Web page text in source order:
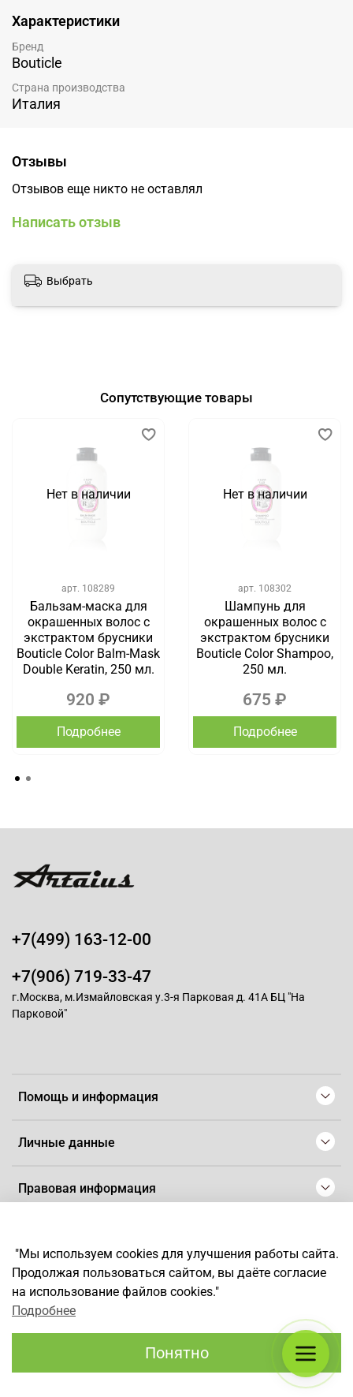
Характеристики
Бренд
Bouticle
Страна производства
Италия
Отзывы
Отзывов еще никто не оставлял
Написать отзыв
Выбрать
Сопутствующие товары
Нет в наличии
арт. 108289
Бальзам-маска для
окрашенных волос с
экстрактом брусники
Bouticle Color Balm-Mask
Double Keratin, 250 мл.
920 ₽
Подробнее
Нет в наличии
арт. 108302
Шампунь для
окрашенных волос с
экстрактом брусники
Bouticle Color Shampoo,
250 мл.
675 ₽
Подробнее
Помощь и информация
Личные данные
Правовая информация
+7(499) 163-12-00
+7(906) 719-33-47
г.Москва, м.Измайловская у.3-я Парковая д. 41А БЦ "На
Парковой"
*Любое использование контента без письменного разрешения
запрещено
Профиль
"Мы используем cookies для улучшения работы сайта.
Продолжая пользоваться сайтом, вы даёте согласие
на использование файлов cookies."
Подробнее
Понятно